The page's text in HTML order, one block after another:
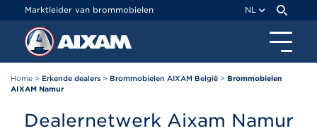
Marktleider van brommobielen NL
Home > Erkende dealers > Brommobielen AIXAM België > Brommobielen
AIXAM Namur
Dealernetwerk Aixam Namur
Cookies beheer paneel